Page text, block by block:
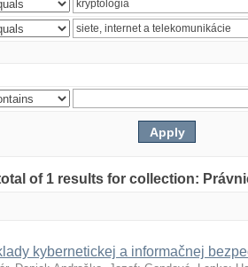
of 1 results for collection:
kybernetickej a informačnej